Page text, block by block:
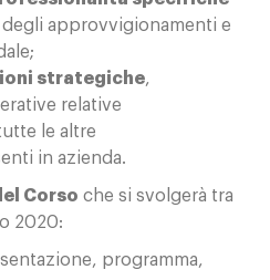
approvvigionamenti e
strategiche,
relative
le altre
in azienda.
Corso che si svolgerà tra
2020:
programma,